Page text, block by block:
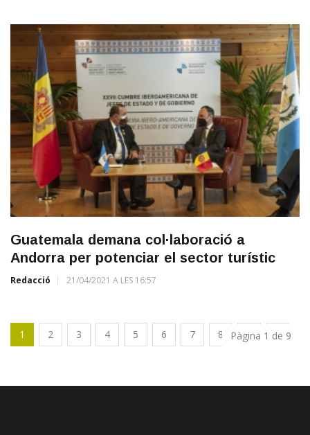
Guatemala demana col·laboració a
Andorra per potenciar el sector turístic
Redacció 21/04/2021 A LES 16:57
1 2 3 4 5 6 7 8 9
Pàgina 1 de 9